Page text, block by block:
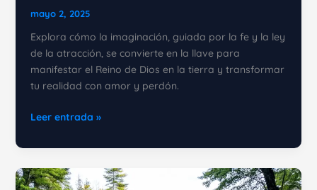
mayo 2, 2025
Explora cómo la imaginación, guiada por la fe y la ley
de la atracción, se convierte en la llave para
manifestar el Reino de Dios en la tierra y transformar
tu realidad con amor y perdón.
El
Supremo:
Imaginación
Leer entrada »